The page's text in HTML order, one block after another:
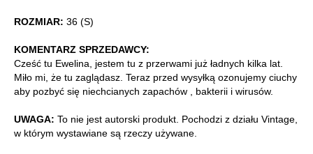
ROZMIAR: 36 (S)
KOMENTARZ SPRZEDAWCY:
Cześć tu Ewelina, jestem tu z przerwami już ładnych kilka lat.
Miło mi, że tu zaglądasz. Teraz przed wysyłką ozonujemy ciuchy
aby pozbyć się niechcianych zapachów , bakterii i wirusów.
UWAGA: To nie jest autorski produkt. Pochodzi z działu Vintage,
w którym wystawiane są rzeczy używane.